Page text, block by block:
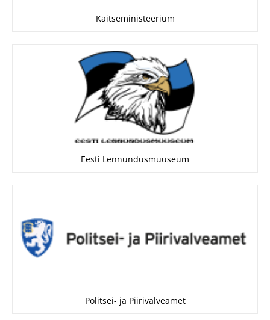
Kaitseministeerium
Eesti Lennundusmuuseum
Politsei- ja Piirivalveamet